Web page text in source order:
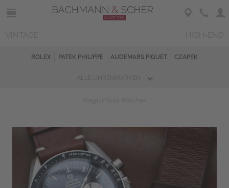
ROLEX PATEK PHILIPPE AUDEMARS PIGUET CZAPEK